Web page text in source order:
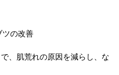
ツの改善
、肌荒れの原因を減らし、な